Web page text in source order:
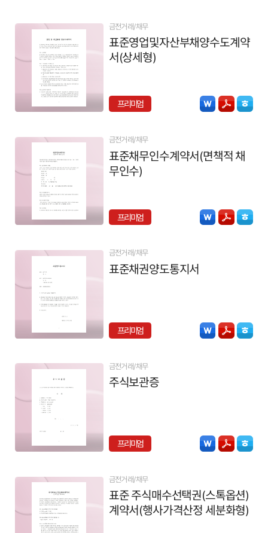
금전거래/채무
표준영업및자산부채양수도계약
서(상세형)
프리미엄
금전거래/채무
표준채무인수계약서(면책적 채
무인수)
프리미엄
금전거래/채무
표준채권양도통지서
프리미엄
금전거래/채무
주식보관증
프리미엄
금전거래/채무
표준 주식매수선택권(스톡옵션)
계약서(행사가격산정 세분화형)